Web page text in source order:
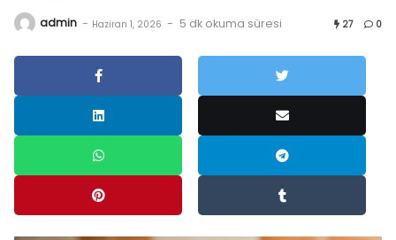
admin - Haziran 1, 2026 - 5 dk okuma süresi 27 0